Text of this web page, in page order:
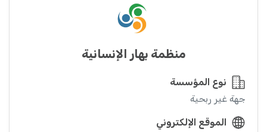
منظمة بهار الإنسانية
نوع المؤسسة
جهة غير ربحية
الموقع الإلكتروني